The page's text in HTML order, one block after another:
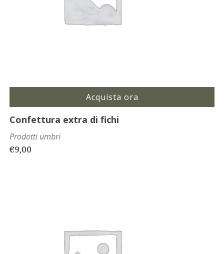
Acquista ora
Confettura extra di fichi
Prodotti umbri
€9,00